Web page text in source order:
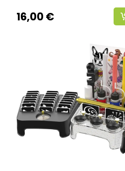
16,00 €